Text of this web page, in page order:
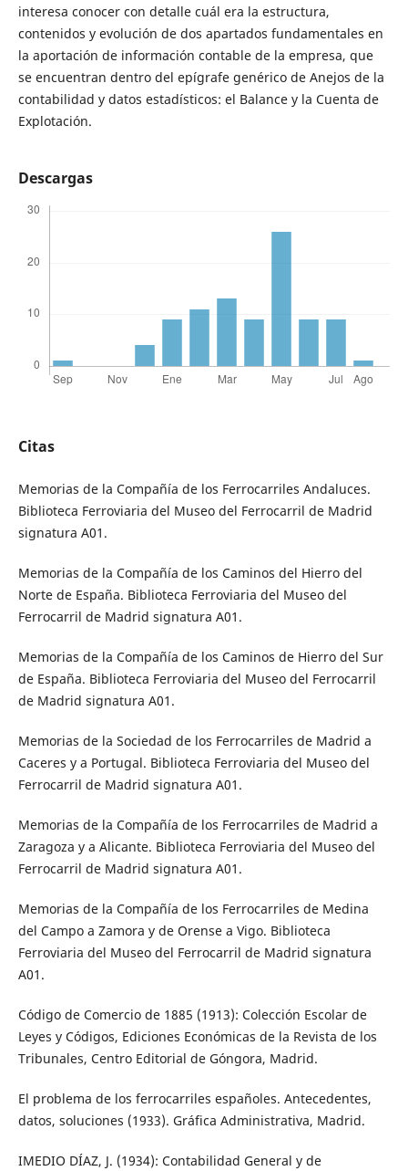
interesa conocer con detalle cuál era la estructura,
contenidos y evolución de dos apartados fundamentales en
la aportación de información contable de la empresa, que
se encuentran dentro del epígrafe genérico de Anejos de la
contabilidad y datos estadísticos: el Balance y la Cuenta de
Explotación.
Descargas
Citas
Memorias de la Compañía de los Ferrocarriles Andaluces.
Biblioteca Ferroviaria del Museo del Ferrocarril de Madrid
signatura A01.
Memorias de la Compañía de los Caminos del Hierro del
Norte de España. Biblioteca Ferroviaria del Museo del
Ferrocarril de Madrid signatura A01.
Memorias de la Compañía de los Caminos de Hierro del Sur
de España. Biblioteca Ferroviaria del Museo del Ferrocarril
de Madrid signatura A01.
Memorias de la Sociedad de los Ferrocarriles de Madrid a
Caceres y a Portugal. Biblioteca Ferroviaria del Museo del
Ferrocarril de Madrid signatura A01.
Memorias de la Compañía de los Ferrocarriles de Madrid a
Zaragoza y a Alicante. Biblioteca Ferroviaria del Museo del
Ferrocarril de Madrid signatura A01.
Memorias de la Compañía de los Ferrocarriles de Medina
del Campo a Zamora y de Orense a Vigo. Biblioteca
Ferroviaria del Museo del Ferrocarril de Madrid signatura
A01.
Código de Comercio de 1885 (1913): Colección Escolar de
Leyes y Códigos, Ediciones Económicas de la Revista de los
Tribunales, Centro Editorial de Góngora, Madrid.
El problema de los ferrocarriles españoles. Antecedentes,
datos, soluciones (1933). Gráfica Administrativa, Madrid.
IMEDIO DÍAZ, J. (1934): Contabilidad General y de